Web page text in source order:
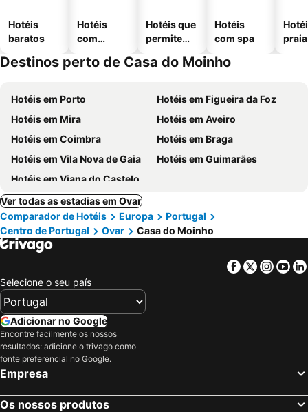
Hotéis
baratos
Hotéis
com
Hotéis que
permitem
Hotéis
com spa
praia
Destinos perto de Casa do Moinho
Hotéis em Porto
Hotéis em Figueira da Foz
Hotéis em Mira
Hotéis em Aveiro
Hotéis em Coimbra
Hotéis em Braga
Hotéis em Vila Nova de Gaia
Hotéis em Guimarães
Hotéis em Viana do Castelo
Ver todas as estadias em Ovar
Comparador de Hotéis
Europa
Portugal
Centro de Portugal
Ovar Casa do Moinho
Facebook
Twitter
Selecione o seu país
Adicionar no Google
Encontre facilmente os nossos
resultados: adicione o trivago como
fonte preferencial no Google.
Empresa
Os nossos produtos